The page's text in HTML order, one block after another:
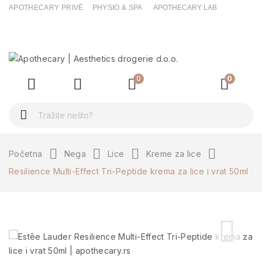
APOTHECARY PRIVÉ PHYSIO & SPA APOTHECARY LAB
0 0
Početna Nega Lice
Kreme za lice
Resilience Multi-Effect Tri-Peptide krema za lice i vrat 50ml